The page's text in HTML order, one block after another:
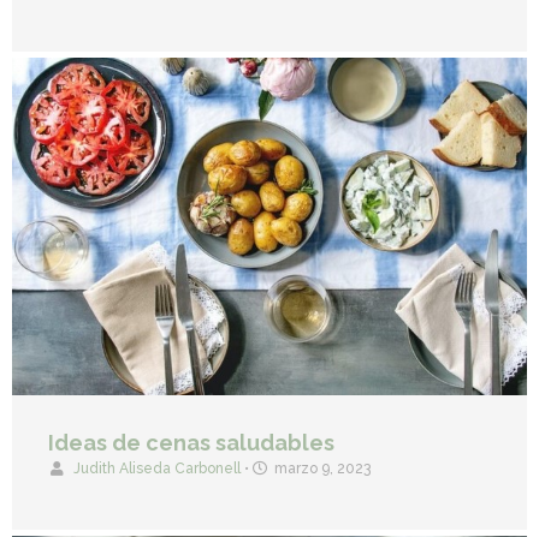
Ideas de cenas saludables
Judith Aliseda Carbonell • marzo 9, 2023